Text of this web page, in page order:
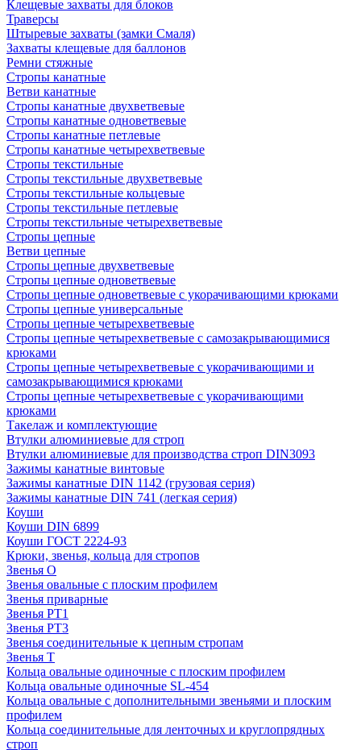
Клещевые захваты для блоков
Траверсы
Штыревые захваты (замки Смаля)
Захваты клещевые для баллонов
Ремни стяжные
Стропы канатные
Ветви канатные
Стропы канатные двухветвевые
Стропы канатные одноветвевые
Стропы канатные петлевые
Стропы канатные четырехветвевые
Стропы текстильные
Стропы текстильные двухветвевые
Стропы текстильные кольцевые
Стропы текстильные петлевые
Стропы текстильные четырехветвевые
Стропы цепные
Ветви цепные
Стропы цепные двухветвевые
Стропы цепные одноветвевые
Стропы цепные одноветвевые с укорачивающими крюками
Стропы цепные универсальные
Стропы цепные четырехветвевые
Стропы цепные четырехветвевые с самозакрывающимися
крюками
Стропы цепные четырехветвевые с укорачивающими и
самозакрывающимися крюками
Стропы цепные четырехветвевые с укорачивающими
крюками
Такелаж и комплектующие
Втулки алюминиевые для строп
Втулки алюминиевые для производства строп DIN3093
Зажимы канатные винтовые
Зажимы канатные DIN 1142 (грузовая серия)
Зажимы канатные DIN 741 (легкая серия)
Коуши
Коуши DIN 6899
Коуши ГОСТ 2224-93
Крюки, звенья, кольца для стропов
Звенья О
Звенья овальные с плоским профилем
Звенья приварные
Звенья РТ1
Звенья РТ3
Звенья соединительные к цепным стропам
Звенья Т
Кольца овальные одиночные c плоским профилем
Кольца овальные одиночные SL-454
Кольца овальные с дополнительными звеньями и плоским
профилем
Кольца соединительные для ленточных и круглопрядных
строп